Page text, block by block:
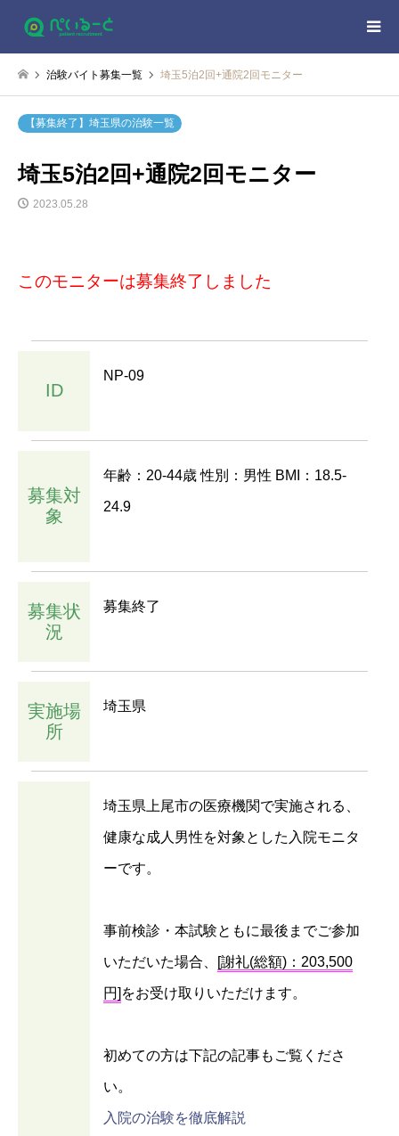
治験バイト募集一覧 埼玉5泊2回+通院2回モニター
【募集終了】埼玉県の治験一覧
埼玉5泊2回+通院2回モニター
2023.05.28
このモニターは募集終了しました
ID
NP-09
募集対
象
年齢：20-44歳 性別：男性 BMI：18.5-
24.9
募集状
況
募集終了
実施場
所
埼玉県
埼玉県上尾市の医療機関で実施される、
健康な成人男性を対象とした入院モニタ
ーです。
事前検診・本試験ともに最後までご参加
いただいた場合、 [謝礼(総額)：203,500
円] をお受け取りいただけます。
初めての方は下記の記事もご覧くださ
い。
入院の治験を徹底解説